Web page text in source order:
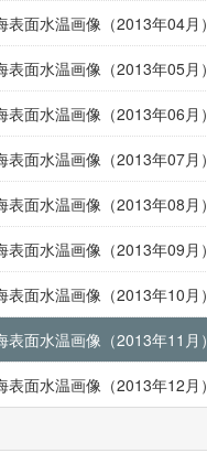
面水温画像（2013年04月）
面水温画像（2013年05月）
面水温画像（2013年06月）
面水温画像（2013年07月）
面水温画像（2013年08月）
面水温画像（2013年09月）
面水温画像（2013年10月）
面水温画像（2013年11月）
面水温画像（2013年12月）